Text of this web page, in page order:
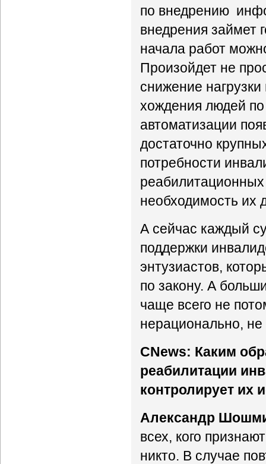
по внедрению
внедрения займет
начала работ
Произойдет не
снижение
хождения людей
автоматизации
достаточно
потребности
реабилитационных
необходимость их
А сейчас каждый
поддержки
энтузиастов,
по закону. А
чаще всего не
нерационально, не
CNews: Каким
реабилитации
контролирует их
Александр
всех, кого
никто. В случае